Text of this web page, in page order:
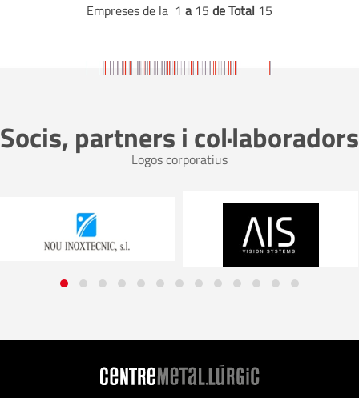
Empreses de la 1 a15 de Total 15
Socis, partners i col·laboradors
Logos corporatius